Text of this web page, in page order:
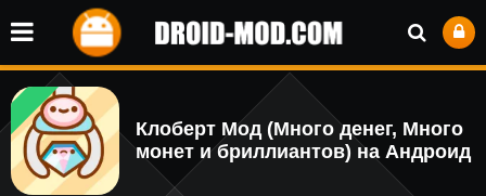
Клоберт Мод (Много денег, Много
монет и бриллиантов) на Андроид